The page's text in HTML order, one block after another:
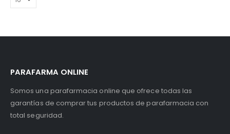
PARAFARMA ONLINE
Somos una parafarmacia online que ofrece todas las
garantías de comprar tus productos de parafarmacia con
total seguridad.